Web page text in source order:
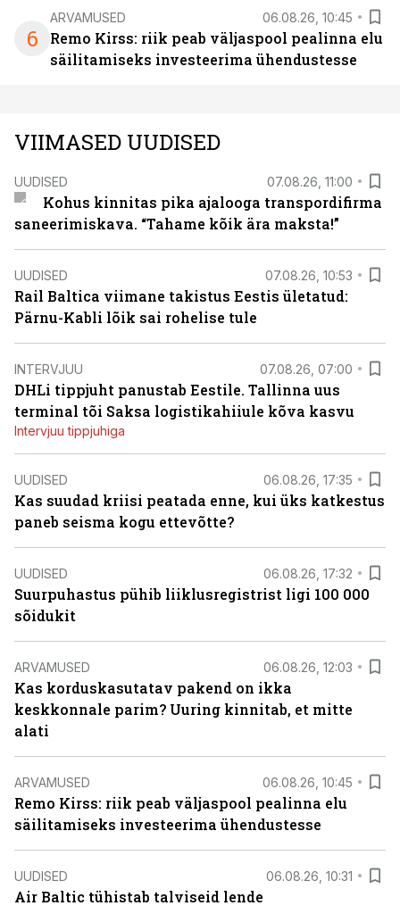
6
ARVAMUSED 06.08.26, 10:45
Remo Kirss: riik peab väljaspool pealinna elu
säilitamiseks investeerima ühendustesse
VIIMASED UUDISED
UUDISED 07.08.26, 11:00
Kohus kinnitas pika ajalooga transpordifirma
saneerimiskava. “Tahame kõik ära maksta!”
UUDISED 07.08.26, 10:53
Rail Baltica viimane takistus Eestis ületatud:
Pärnu-Kabli lõik sai rohelise tule
INTERVJUU 07.08.26, 07:00
DHLi tippjuht panustab Eestile. Tallinna uus
terminal tõi Saksa logistikahiiule kõva kasvu
Intervjuu tippjuhiga
UUDISED 06.08.26, 17:35
Kas suudad kriisi peatada enne, kui üks katkestus
paneb seisma kogu ettevõtte?
UUDISED 06.08.26, 17:32
Suurpuhastus pühib liiklusregistrist ligi 100 000
sõidukit
ARVAMUSED 06.08.26, 12:03
Kas korduskasutatav pakend on ikka
keskkonnale parim? Uuring kinnitab, et mitte
alati
ARVAMUSED 06.08.26, 10:45
Remo Kirss: riik peab väljaspool pealinna elu
säilitamiseks investeerima ühendustesse
UUDISED 06.08.26, 10:31
Air Baltic tühistab talviseid lende